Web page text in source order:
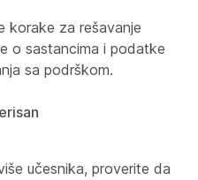
korake za rešavanje
o sastancima i podatke
sa podrškom.
učesnika, proverite da